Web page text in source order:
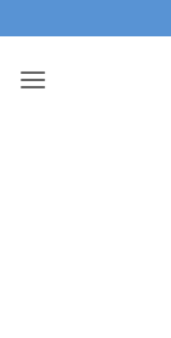
naar
inhoud